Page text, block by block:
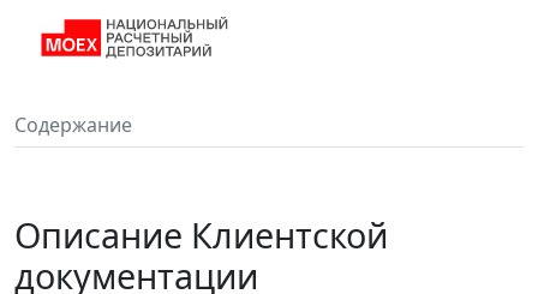
Содержание
Описание Клиентской
документации